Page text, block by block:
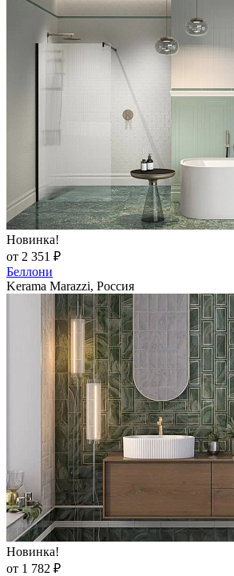
Новинка!
от 2 351 ₽
Беллони
Kerama Marazzi, Россия
Новинка!
от 1 782 ₽